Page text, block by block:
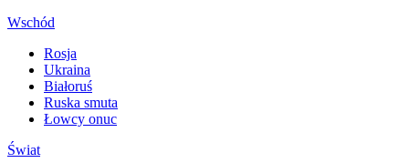
Wschód
Rosja
Ukraina
Białoruś
Ruska smuta
Łowcy onuc
Świat